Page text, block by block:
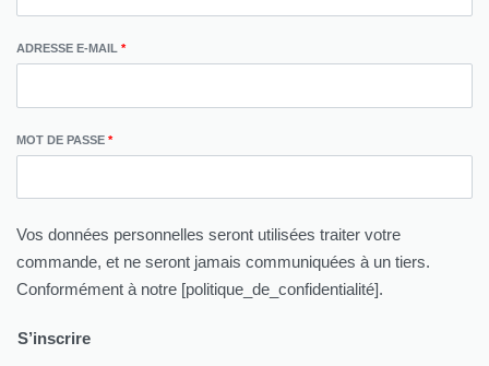
ADRESSE E-MAIL *
MOT DE PASSE *
Vos données personnelles seront utilisées traiter votre
commande, et ne seront jamais communiquées à un tiers.
Conformément à notre [politique_de_confidentialité].
S’inscrire